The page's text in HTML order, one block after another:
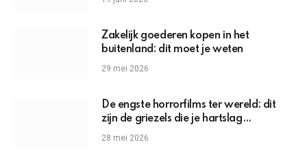
Zakelijk goederen kopen in het
buitenland: dit moet je weten
29 mei 2026
De engste horrorfilms ter wereld: dit
zijn de griezels die je hartslag
omhoogjagen
28 mei 2026